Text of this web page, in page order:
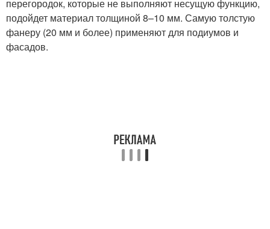
перегородок, которые не выполняют несущую функцию,
подойдет материал толщиной 8–10 мм. Самую толстую
фанеру (20 мм и более) применяют для подиумов и
фасадов.